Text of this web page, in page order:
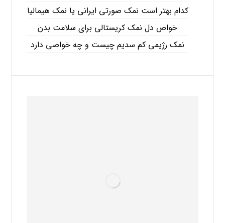
کدام بهتر است نمک صورتی ایرانی یا نمک هیمالیا
خواص دل نمک کریستالی برای سلامت بدن
نمک رژیمی کم سدیم چیست و چه خواصی دارد